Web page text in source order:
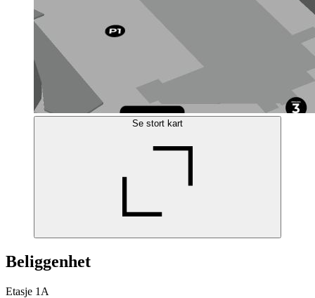
Se stort kart
Beliggenhet
Etasje 1A